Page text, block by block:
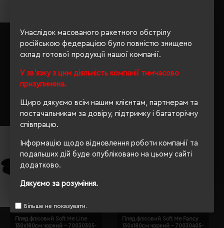
Унаслідок масованого ракетного обстрілу
російською федерацією було повністю знищено
склад готової продукції нашої компанії.
У зв'язку з цим діяльність компанії тимчасово
призупинена.
Щиро дякуємо всім нашим клієнтам, партнерам та
постачальникам за довіру, підтримку і багаторічну
співпрацю.
Інформацію щодо відновлення роботи компанії та
подальших дій буде опубліковано на цьому сайті
додатково.
Дякуємо за розуміння.
Більше не показувати.
Модель: 70030105(Soft
Me)
Плед флісовий двосторонній
синій/білий/чорний -
70030105-44
Детальніше...
Модель: 70030205(Soft
Плед флісовий Soft Me Diamond
130х180см чорний - 70030205-
Детальніше...
Плед флісовий Soft Me Line
130х180см чорний - 70030305-
Плед флісовий Soft Me Fancy
130х180см чорний - 70030405-